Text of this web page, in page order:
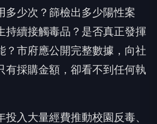
多少次？篩檢出多少陽性案
持續接觸毒品？是否真正發揮
？市府應公開完整數據，向社
有採購金額，卻看不到任何執
入大量經費推動校園反毒、